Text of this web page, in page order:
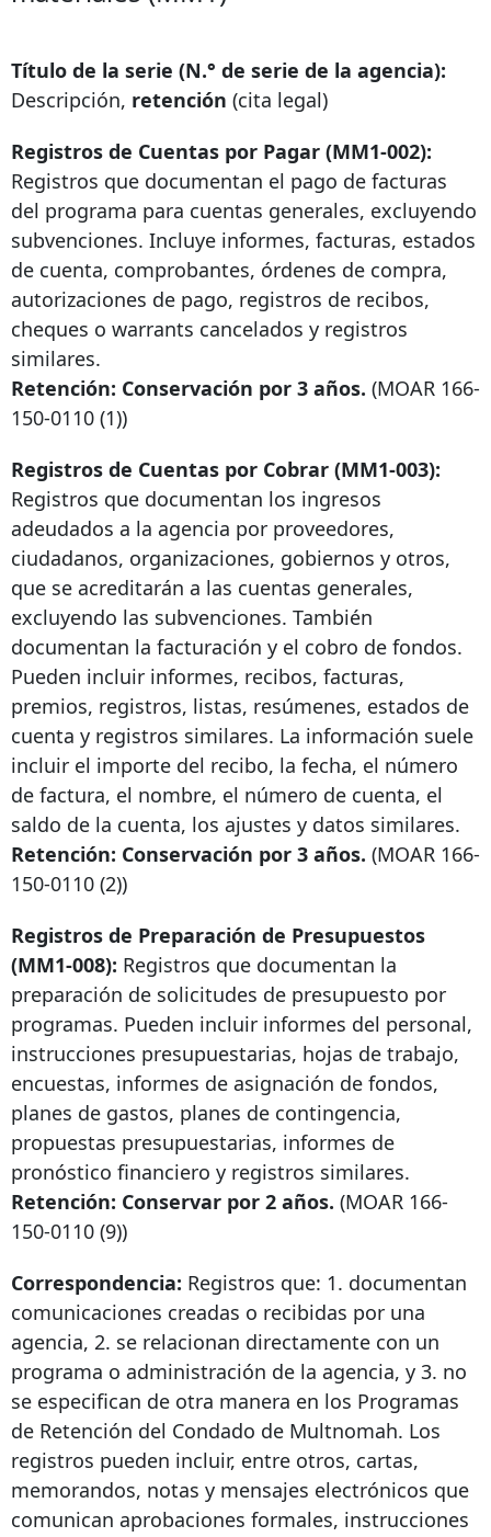
Título de la serie (N.° de serie de la agencia):
Descripción, retención (cita legal)
Registros de Cuentas por Pagar (MM1-002):
Registros que documentan el pago de facturas
del programa para cuentas generales, excluyendo
subvenciones. Incluye informes, facturas, estados
de cuenta, comprobantes, órdenes de compra,
autorizaciones de pago, registros de recibos,
cheques o warrants cancelados y registros
similares.
Retención: Conservación por 3 años. (MOAR 166-
150-0110 (1))
Registros de Cuentas por Cobrar (MM1-003):
Registros que documentan los ingresos
adeudados a la agencia por proveedores,
ciudadanos, organizaciones, gobiernos y otros,
que se acreditarán a las cuentas generales,
excluyendo las subvenciones. También
documentan la facturación y el cobro de fondos.
Pueden incluir informes, recibos, facturas,
premios, registros, listas, resúmenes, estados de
cuenta y registros similares. La información suele
incluir el importe del recibo, la fecha, el número
de factura, el nombre, el número de cuenta, el
saldo de la cuenta, los ajustes y datos similares.
Retención: Conservación por 3 años. (MOAR 166-
150-0110 (2))
Registros de Preparación de Presupuestos
(MM1-008): Registros que documentan la
preparación de solicitudes de presupuesto por
programas. Pueden incluir informes del personal,
instrucciones presupuestarias, hojas de trabajo,
encuestas, informes de asignación de fondos,
planes de gastos, planes de contingencia,
propuestas presupuestarias, informes de
pronóstico financiero y registros similares.
Retención: Conservar por 2 años. (MOAR 166-
150-0110 (9))
Correspondencia: Registros que: 1. documentan
comunicaciones creadas o recibidas por una
agencia, 2. se relacionan directamente con un
programa o administración de la agencia, y 3. no
se especifican de otra manera en los Programas
de Retención del Condado de Multnomah. Los
registros pueden incluir, entre otros, cartas,
memorandos, notas y mensajes electrónicos que
comunican aprobaciones formales, instrucciones